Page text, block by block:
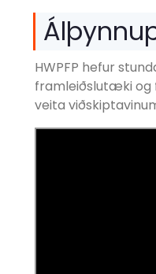
HWPFP hefur
framleiðslutæki og
veita